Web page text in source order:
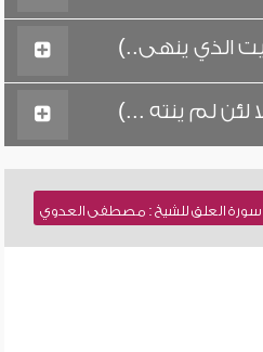
الذي ينهى..)
لئن لم ينته ...)
سورة العلق للشيخ : مصطفى العدوي